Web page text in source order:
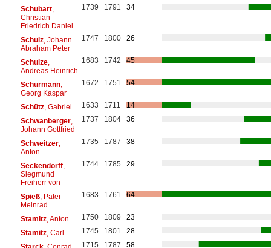
Schubart,
Christian
Friedrich Daniel
1739 1791 34
Schulz, Johann
Abraham Peter
1747 1800 26
Schulze,
Andreas Heinrich
1683 1742 45
Schürmann,
Georg Kaspar
1672 1751 54
Schütz, Gabriel 1633 1711
14
Schwanberger,
Johann Gottfried
1737 1804 36
Schweitzer,
Anton
1735 1787 38
Seckendorff,
Siegmund
Freiherr von
1744 1785 29
Spieß, Pater
Meinrad
1683 1761 64
Stamitz, Anton 1750 1809
23
Stamitz, Carl 1745 1801
28
1715 1787
58